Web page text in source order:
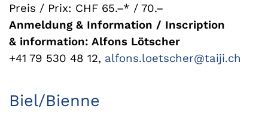
Preis / Prix: CHF 65.–* / 70.–
Anmeldung & Information / Inscription
& information: Alfons Lötscher
+41 79 530 48 12, alfons.loetscher@taiji.ch
Biel/Bienne